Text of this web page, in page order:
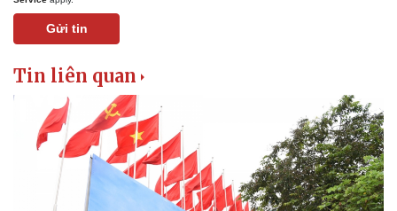
Sức khỏe
Dinh dưỡng - món ngon
Cây thuốc
Sản phụ khoa
Nhi khoa
Nam khoa
Tình yêu - Gia đình
Gửi tin
Tin liên quan